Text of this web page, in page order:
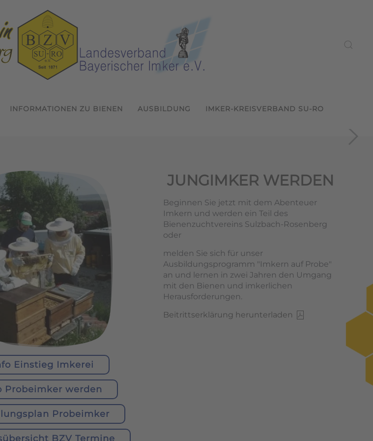
INFORMATIONEN ZU BIENEN AUSBILDUNG IMKER-KREISVERBAND SU-RO
Imkern
Einstieg Imkerei
Probeimker werden
Probeimker
BZV Termine
JUNGIMKER WERDEN
Beginnen Sie jetzt mit dem Abenteuer
Imkern und werden ein Teil des
Bienenzuchtvereins Sulzbach-Rosenberg
oder
melden Sie sich für unser
Ausbildungsprogramm "Imkern auf Probe"
an und lernen in zwei Jahren den Umgang
mit den Bienen und imkerlichen
Herausforderungen.
Beitrittserklärung herunterladen